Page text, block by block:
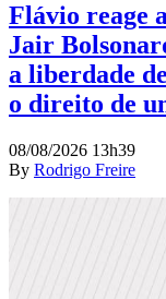
Flávio reage
Jair
a liberdade
o direito de
08/08/2026 13h39
By Rodrigo Freire